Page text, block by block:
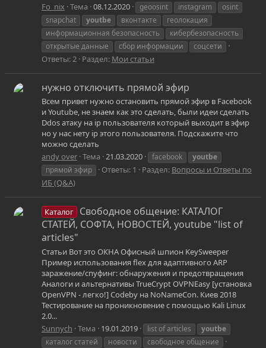
Fo_nix Тема 08.12.2020 geoosint instagram
osint
snapchat
youtbe вконтакте
геолокация
информационная безопасность
кибербезопасность
открытые данные
сбор информации соцсети
Ответы: 2 Раздел: Мои статьи
нужно отключить прямой эфир
Всем привет нужно остановить прямой эфир в Facebook
и Youtube, не знаем как это сделать, были идеи сделать
Ddos атаку на ip пользователя который выходит в эфир
но у нас нету ip этого пользователя. Подскажите что
можно сделать
andy over Тема 21.03.2020 facebook
youtbe
прямой эфир
Ответы: 1 Раздел: Вопросы и Ответы по
ИБ (Q&A)
Каталог
Свободное общение: КАТАЛОГ
СТАТЕЙ, СОФТА, НОВОСТЕЙ, youtube "list of
articles"
Статьи Вот это ОКНА Офисный шпион KeySweeper
Пример использования flex для адаптивного ARP
заражение/спуфинг: обнаружения и предотвращения
Аналоги и альтернативы TrueCrypt OVPNEasy [установка
OpenVPN - легко!] Codeby на NoNameCon. Киев 2018
Тестирование на проникновение с помощью Kali Linux
2.0...
Sunnych Тема 19.01.2019 list of articles
youtbe
каталог статей
новости свободное общение